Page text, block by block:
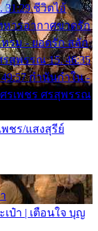
31:29 ชีวิตไอ้
หารอากาศขาดรัก
ทรม - ยอดรัก สลัก
รสุพรรณ 15. 46:35
กำนันกำใน -
ศรเพชร ศรสุพรรณ
พชร/แสงสุรีย์
เป๋า | เตือนใจ บุญ